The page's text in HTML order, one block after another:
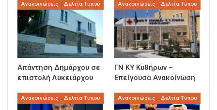
Ανακοινώσεις _ Δελτία Τύπου
Απάντηση Δημάρχου σε
επιστολή Λυκειάρχου
Ανακοινώσεις _ Δελτία Τύπου
ΓΝ ΚΥ Κυθήρων –
Επείγουσα Ανακοίνωση
Ανακοινώσεις _ Δελτία Τύπου Ανακοινώσεις _ Δελτία Τύπου